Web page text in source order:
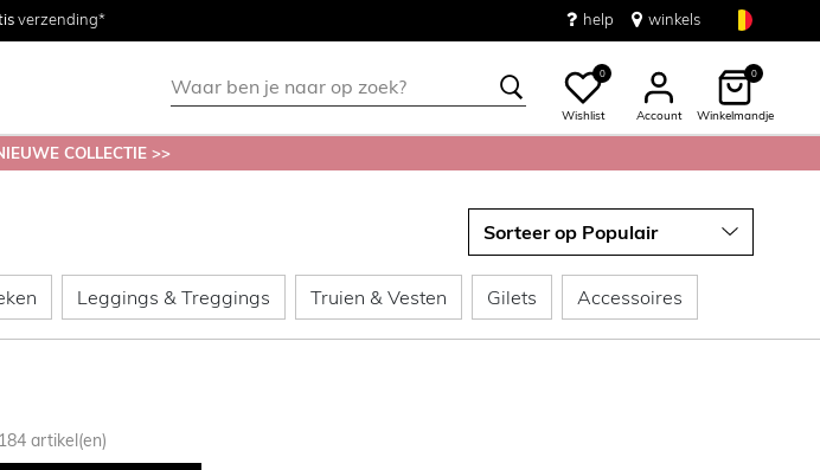
verzending*
38 - 54
in de winkel help winkels
0
Wishlist Account
0
Winkelmandje
COLLECTIE >>
Broeken
Leggings & Treggings Leggings & Treggings
Truien & Vesten Truien & Vesten
Gilets GiletsAccessoires
artikel(en)